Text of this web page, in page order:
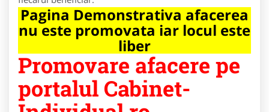
Pagina Demonstrativa afacerea
nu este promovata iar locul este
liber
Promovare afacere pe
portalul Cabinet-